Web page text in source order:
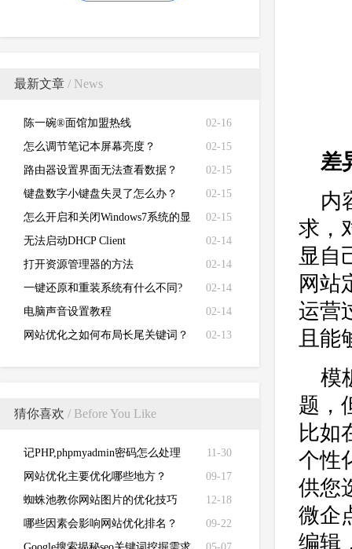
最新文章 / News
02-16
陈一碗®面馆加盟热线
02-15
怎么调节笔记本屏幕亮度？
02-15
路由器设置界面无法查看数据？
02-15
键盘数字小键盘失灵了怎么办？
02-15
怎么开启和关闭Windows7系统的显
卡硬件加速功能
02-14
无法启动DHCP Client
02-14
打开资源管理器的方法
02-14
一键还原和重装系统有什么不同?
02-14
电脑声音设置教程
02-13
网站优化之如何布局长尾关键词？
猜你喜欢 / Before You Like
11-30
记PHP,phpmyadmin密码怎么处理
09-17
网站优化主要优化哪些地方？
12-18
蜘蛛池教你网站图片的优化技巧
09-22
哪些因素会影响网站优化排名？
差
内
求，
显自
网站
运营
且能
模
题，
比如
个性
供您
微企
编辑